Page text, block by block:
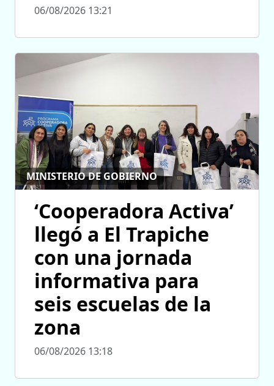
06/08/2026 13:21
MINISTERIO DE GOBIERNO
‘Cooperadora Activa’
llegó a El Trapiche
con una jornada
informativa para
seis escuelas de la
zona
06/08/2026 13:18